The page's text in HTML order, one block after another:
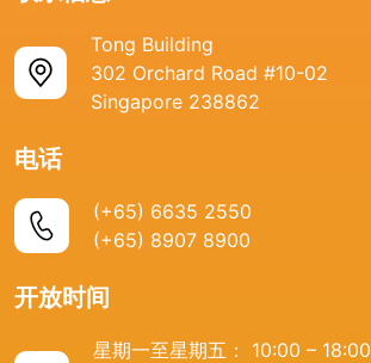
Tong Building
302 Orchard Road #10-02
Singapore 238862
电话
(+65) 6635 2550
(+65) 8907 8900
开放时间
星期一至星期五： 10:00 – 18:00